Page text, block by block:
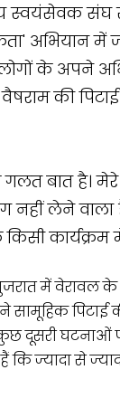
स्वयंसेवक
अभियान में
के अपने
की
बात है।
नहीं लेने
कार्यक्रम
में वेरावल
सामूहिक
दूसरी घटनाओं
कि ज्यादा से